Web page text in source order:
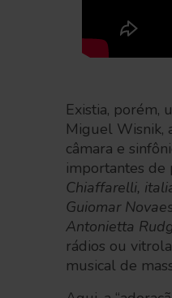
Existia, porém,
Miguel Wisnik,
câmara e
importantes de
Chiaffarelli,
Guiomar
Antonietta
rádios ou
musical de